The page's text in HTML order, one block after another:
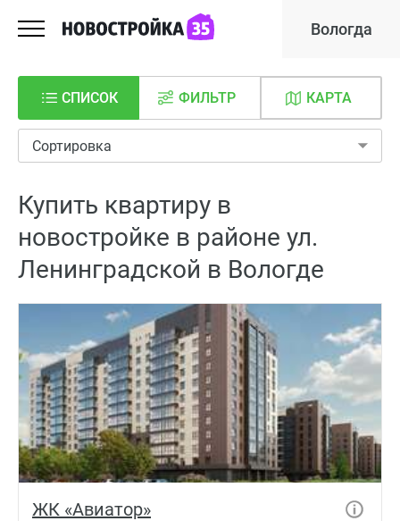
Вологда
СПИСОК КАРТА
ФИЛЬТР
Сортировка
Купить квартиру в
новостройке в районе ул.
Ленинградской в Вологде
ЖК «Авиатор»